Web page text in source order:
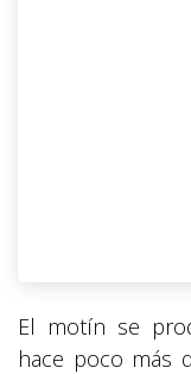
El motín se
hace poco más